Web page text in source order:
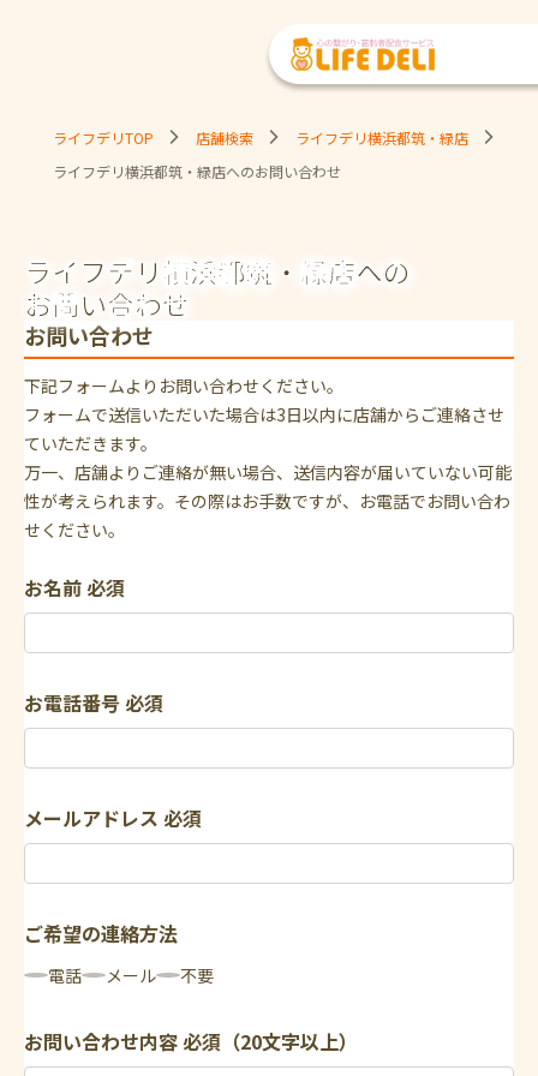
ライフデリTOP 店舗検索
ライフデリ横浜都筑・緑店
ライフデリ横浜都筑・緑店へのお問い合わせ
ライフデリ横浜都筑・緑店への
お問い合わせ
お問い合わせ
下記フォームよりお問い合わせください。
フォームで送信いただいた場合は3日以内に店舗からご連絡させ
ていただきます。
万一、店舗よりご連絡が無い場合、送信内容が届いていない可能
性が考えられます。その際はお手数ですが、お電話でお問い合わ
せください。
お名前必須
お電話番号必須
メールアドレス 必須
ご希望の連絡方法
電話 メール 不要
お問い合わせ内容必須（20文字以上）